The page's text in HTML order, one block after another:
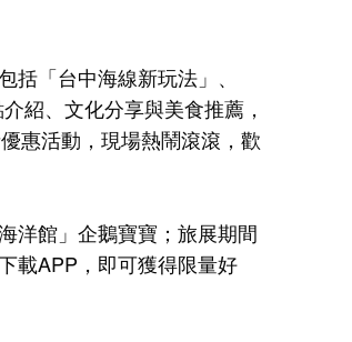
「台中海線新玩法」、
紹、文化分享與美食推薦，
惠活動，現場熱鬧滾滾，歡
洋館」企鵝寶寶；旅展期間
載APP，即可獲得限量好